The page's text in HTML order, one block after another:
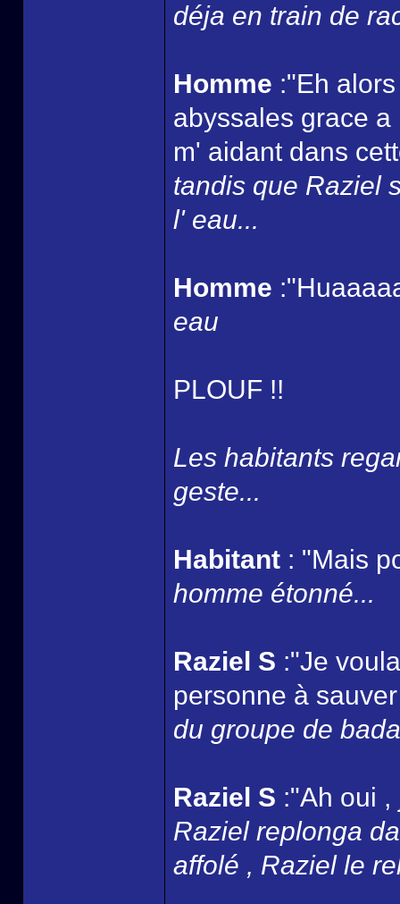
déja en train de
Homme :"Eh
abyssales grace
m' aidant dans
tandis que Raziel
l' eau...
Homme
eau
PLOUF !!
Les habitants
geste...
Habitant : "Mais
homme étonné...
Raziel S :"Je
personne à
du groupe de
Raziel S :"Ah oui
Raziel replonga
affolé , Raziel le